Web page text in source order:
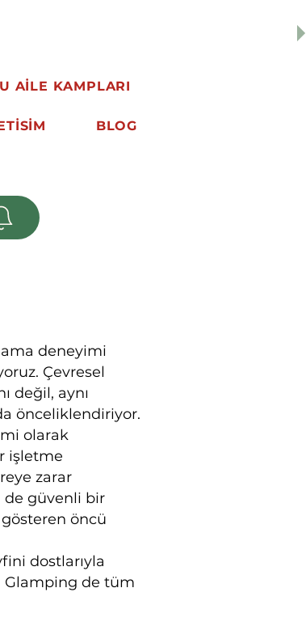
AİLE KAMPLARI
BLOG
deneyimi
Çevresel
değil, aynı
önceliklendiriyor.
olarak
işletme
zarar
de güvenli bir
öncü
dostlarıyla
Glamping de tüm